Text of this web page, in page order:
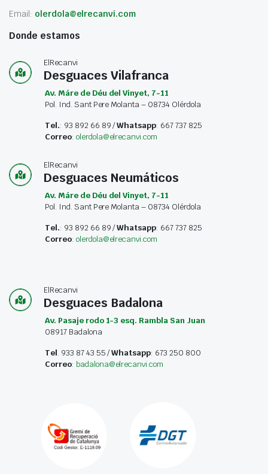
Email: olerdola@elrecanvi.com
Donde estamos
ElRecanvi
Desguaces Vilafranca
Av. Máre de Déu del Vinyet, 7-11
Pol. Ind. Sant Pere Molanta – 08734 Olérdola
Tel.: 93 892 66 89 /Whatsapp: 667 737 825
Correo: olerdola@elrecanvi.com
ElRecanvi
Desguaces Neumáticos
Av. Máre de Déu del Vinyet, 7-11
Pol. Ind. Sant Pere Molanta – 08734 Olérdola
Tel.: 93 892 66 89 /Whatsapp: 667 737 825
Correo: olerdola@elrecanvi.com
ElRecanvi
Desguaces Badalona
Av. Pasaje rodo 1-3 esq. Rambla San Juan
08917 Badalona
Tel. 933 87 43 55 /Whatsapp: 673 250 800
Correo: badalona@elrecanvi.com